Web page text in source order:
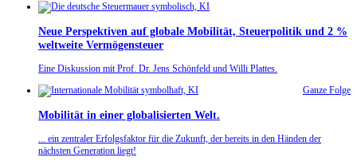
Neue Perspektiven auf globale Mobilität, Steuerpolitik und 2 %
weltweite Vermögensteuer
Eine Diskussion mit Prof. Dr. Jens Schönfeld und Willi Plattes.
Ganze Folge
Mobilität in einer globalisierten Welt.
... ein zentraler Erfolgsfaktor für die Zukunft, der bereits in den Händen der
nächsten Generation liegt!